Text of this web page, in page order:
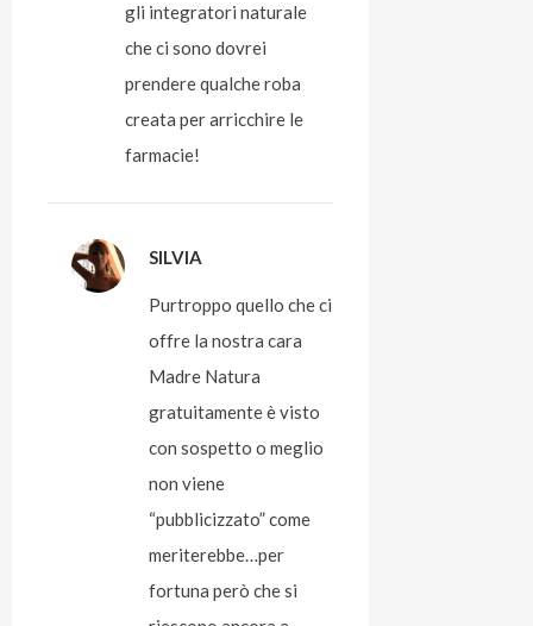
gli integratori naturale
che ci sono dovrei
prendere qualche roba
creata per arricchire le
farmacie!
SILVIA
Purtroppo quello che ci
offre la nostra cara
Madre Natura
gratuitamente è visto
con sospetto o meglio
non viene
“pubblicizzato” come
meriterebbe…per
fortuna però che si